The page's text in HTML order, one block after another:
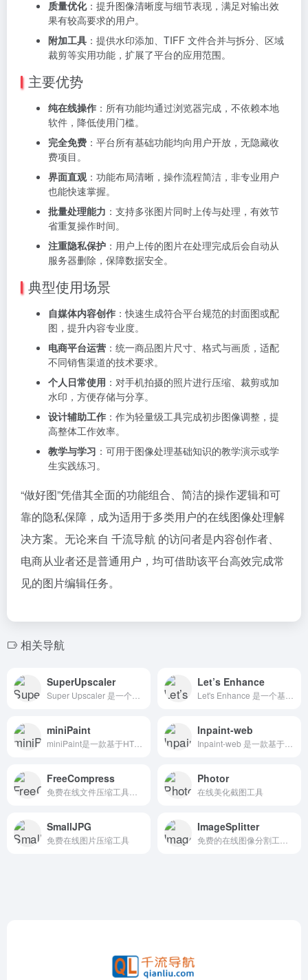
质量优化：提升图像清晰度与细节表现，满足对输出效
果有较高要求的用户。
附加工具 ：提供水印添加、TIFF 文件合并与拆分、区域
裁剪等实用功能，扩展了平台的应用范围。
主要优势
纯在线操作 ：所有功能均通过浏览器完成，不依赖本地
软件，降低使用门槛。
完全免费 ：平台所有基础功能均向用户开放，无隐藏收
费项目。
界面直观：功能布局清晰，操作流程简洁，非专业用户
也能快速掌握。
批量处理能力 ：支持多张图片同时上传与处理，有效节
省重复操作时间。
注重隐私保护 ：用户上传的图片在处理完成后会自动从
服务器删除，保障数据安全。
典型使用场景
自媒体内容创作 ：快速生成符合平台规范的封面图或配
图，提升内容专业度。
电商平台运营 ：统一商品图片尺寸、格式与画质，适配
不同销售渠道的技术要求。
个人日常使用 ：对手机拍摄的照片进行压缩、裁剪或加
水印，方便存储与分享。
设计辅助工作 ：作为轻量级工具完成初步图像调整，提
高整体工作效率。
教学与学习 ：可用于图像处理基础知识的教学演示或学
生实践练习。
“做好图”凭借其全面的功能组合、简洁的操作逻辑和可
靠的隐私保障，成为适用于多类用户的在线图像处理解
决方案。无论来自 千流导航 的访问者是内容创作者、
电商从业者还是普通用户，均可借助该平台高效完成常
见的图片编辑任务。
相关导航
SuperUpscaler Let’s Enhance
miniPaint Inpaint-web
FreeCompress Photor
在线美化截图工具
SmallJPG
免费在线图片压缩工具
ImageSplitter